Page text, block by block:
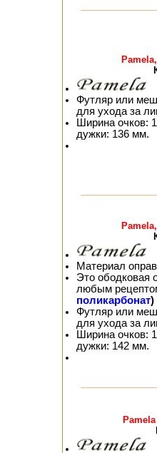
Футляр или
для ухода за
Ширина очков:
дужки: 136 мм.
Материал
Это ободковая
любым
поликарбонат)
Футляр или
для ухода за
Ширина очков:
дужки: 142 мм.